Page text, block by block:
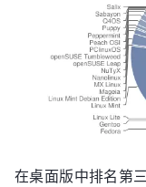
在桌面版中排名第